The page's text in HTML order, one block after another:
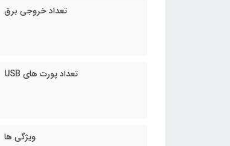
تعداد خروجی برق
تعداد پورت های USB
ویژگی ها